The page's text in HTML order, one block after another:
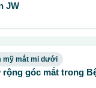
JW
mỹ mắt mi dưới
rộng góc mắt trong